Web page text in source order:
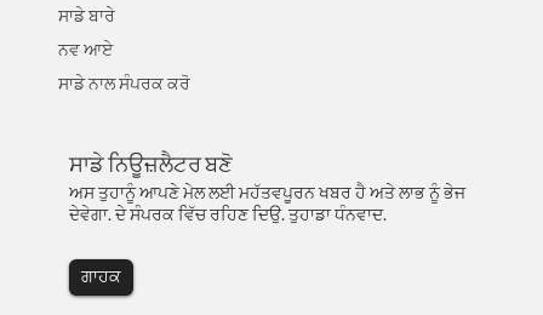
ਸਾਡੇ ਬਾਰੇ
ਨਵ ਆਏ
ਸਾਡੇ ਨਾਲ ਸੰਪਰਕ ਕਰੋ
ਸਾਡੇ ਨਿਊਜ਼ਲੈਟਰ ਬਣੋ
ਅਸ ਤੁਹਾਨੂੰ ਆਪਣੇ ਮੇਲ ਲਈ ਮਹੱਤਵਪੂਰਨ ਖਬਰ ਹੈ ਅਤੇ ਲਾਭ ਨੂੰ ਭੇਜ
ਦੇਵੇਗਾ. ਦੇ ਸੰਪਰਕ ਵਿੱਚ ਰਹਿਣ ਦਿਉ. ਤੁਹਾਡਾ ਧੰਨਵਾਦ.
ਗਾਹਕ